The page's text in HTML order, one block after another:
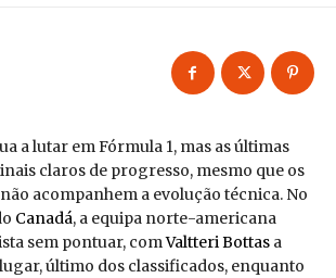
a lutar em Fórmula 1, mas as últimas
claros de progresso, mesmo que os
acompanhem a evolução técnica. No
Canadá, a equipa norte-americana
sem pontuar, comValtteri Bottas a
último dos classificados, enquanto